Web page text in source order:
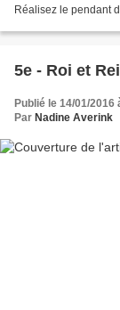
Réalisez le pendant
5e - Roi et
Publié le 14/01/2016
Par Nadine Averink